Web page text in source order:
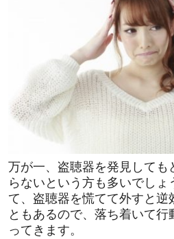
万が一、盗聴器を発見して
らないという方も多いでし
て、盗聴器を慌てて外すと逆
ともあるので、落ち着いて
ってきます。